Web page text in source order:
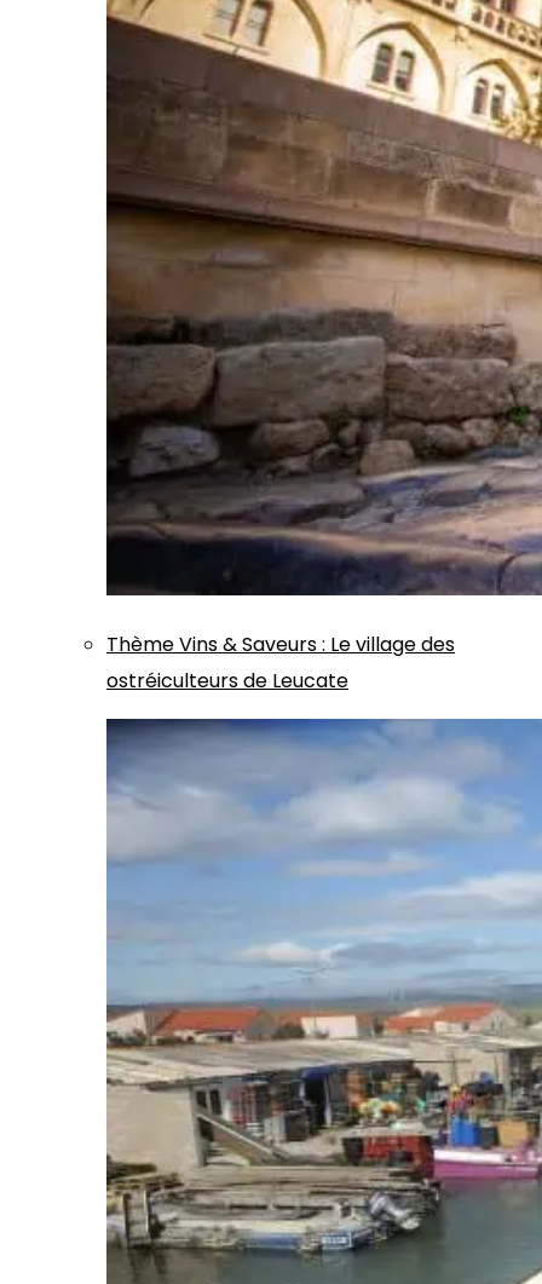
ThèmeVins & Saveurs: Le village des
ostréiculteurs de Leucate